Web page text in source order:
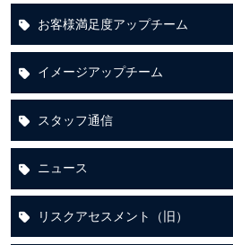
お客様満足度アップチーム
イメージアップチーム
スタッフ通信
ニュース
リスクアセスメント（旧）